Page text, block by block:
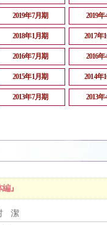
2019年7月期 2019
2018年1月期 2017年
2016年7月期 2016
2015年1月期 2014年
2013年7月期 2013
』
潔